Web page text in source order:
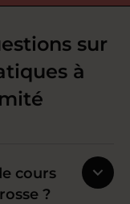
sur
à
cours
?